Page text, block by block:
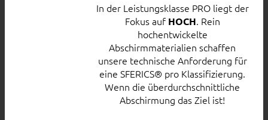
In der Leistungsklasse PRO liegt der
Fokus auf HOCH. Rein
hochentwickelte
Abschirmmaterialien schaffen
unsere technische Anforderung für
eine SFERICS® pro Klassifizierung.
Wenn die überdurchschnittliche
Abschirmung das Ziel ist!